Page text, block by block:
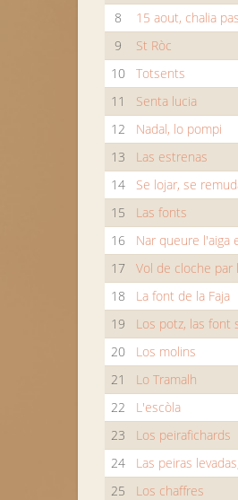
8
15 aout, chalia
9
St Ròc
10
Totsents
11
Senta lucia
12
Nadal, lo pompi
13
Las estrenas
14
Se lojar, se
15
Las fonts
16
Nar queure l'aiga
17
Vol de cloche par
18
La font de la Faja
19
Los potz, las font
20
Los molins
21
Lo Tramalh
22
L'escòla
23
Los peirafichards
24
Las peiras
25
Los chaffres